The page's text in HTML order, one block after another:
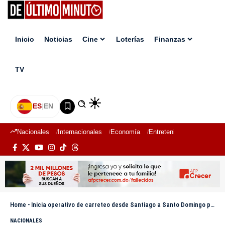
Inicio Noticias Cine Loterías Finanzas
TV
ES|EN
Nacionales Internacionales Economía Entretenimiento
Home - Inicia operativo de carreteo desde Santiago a Santo Domingo para garantizar seguridad vial
NACIONALES